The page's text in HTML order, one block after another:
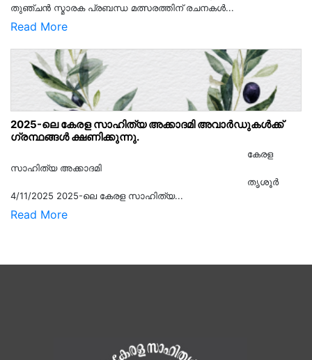
തുഞ്ചൻ സ്മാരക പ്രബന്ധ മത്സരത്തിന് രചനകൾ...
Read More
2025-ലെ കേരള സാഹിത്യ അക്കാദമി അവാർഡുകൾക്ക്
ഗ്രന്ഥങ്ങൾ ക്ഷണിക്കുന്നു.
കേരള
സാഹിത്യ അക്കാദമി
തൃശൂര്‍
4/11/2025 2025-ലെ കേരള സാഹിത്യ...
Read More